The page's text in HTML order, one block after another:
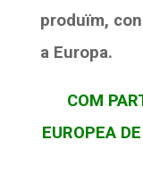
produïm,
a Europa.
COM
EUROPEA